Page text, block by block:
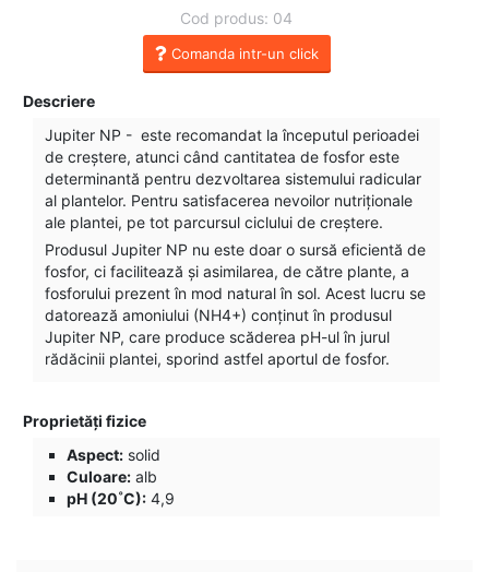
Cod produs: 04
Comanda intr-un click
Descriere
Jupiter NP - este recomandat la începutul perioadei
de creștere, atunci când cantitatea de fosfor este
determinantă pentru dezvoltarea sistemului radicular
al plantelor. Pentru satisfacerea nevoilor nutriționale
ale plantei, pe tot parcursul ciclului de creștere.
Produsul Jupiter NP nu este doar o sursă eficientă de
fosfor, ci facilitează și asimilarea, de către plante, a
fosforului prezent în mod natural în sol. Acest lucru se
datorează amoniului (NH4+) conținut în produsul
Jupiter NP, care produce scăderea pH-ul în jurul
rădăcinii plantei, sporind astfel aportul de fosfor.
Proprietăți fizice
Aspect: solid
Culoare: alb
pH (20˚C): 4,9